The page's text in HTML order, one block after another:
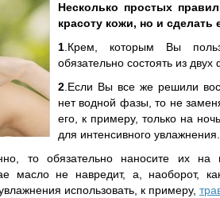
Несколько простых
красоту кожи, но и
1 .Крем, которым Вы
обязательно состоять из
2 .Если Вы все же решили
нет водной фазы, то не
его, к примеру, только на
для интенсивного увлажнения.
то обязательно наносите их
масло не навредит, а, наоборот,
использовать, к примеру,